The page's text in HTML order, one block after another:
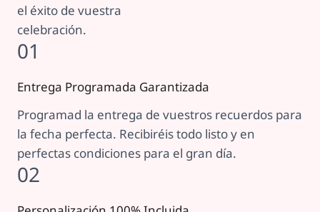
el éxito de vuestra
celebración.
01
Entrega Programada Garantizada
Programad la entrega de vuestros recuerdos para
la fecha perfecta. Recibiréis todo listo y en
perfectas condiciones para el gran día.
02